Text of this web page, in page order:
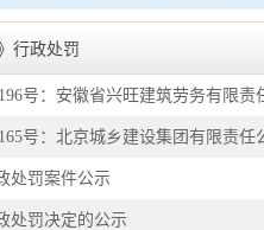
行政处罚
号：安徽省兴旺建筑劳务有限责
号：北京城乡建设集团有限责任
处罚案件公示
处罚决定的公示